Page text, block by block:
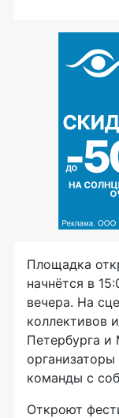
Площадка
начнётся в
вечера. На
коллективов
Петербурга
команды с
Откроют